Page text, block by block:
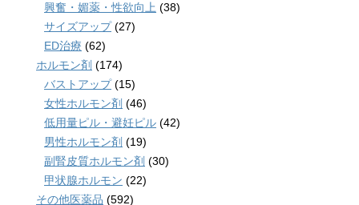
興奮・媚薬・性欲向上 (38)
サイズアップ(27)
ED治療 (62)
ホルモン剤 (174)
バストアップ(15)
女性ホルモン剤 (46)
低用量ピル・避妊ピル (42)
男性ホルモン剤 (19)
副腎皮質ホルモン剤 (30)
甲状腺ホルモン (22)
その他医薬品 (592)